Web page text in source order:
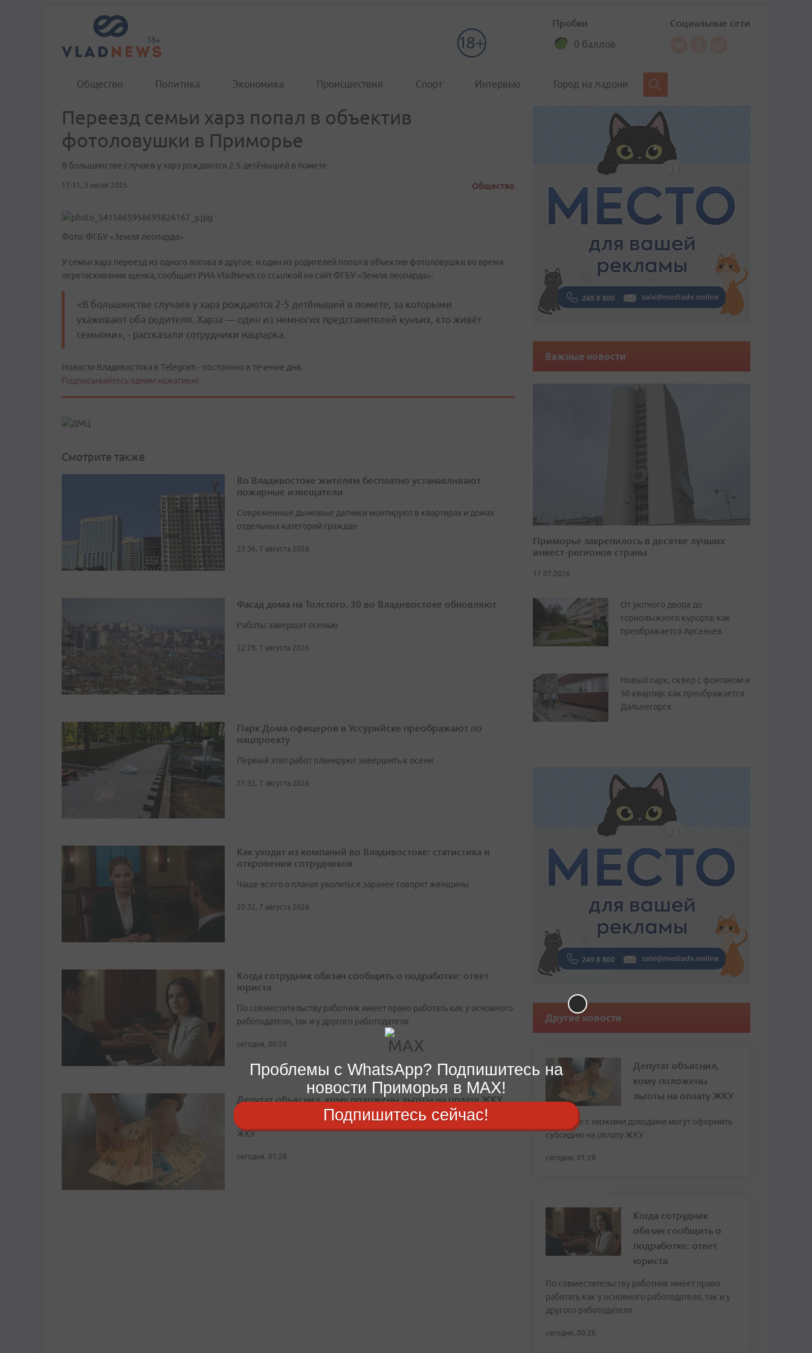
Пробки
0 баллов
Социальные сети
Общество Политика Экономика Происшествия Спорт Интервью Город на ладони
Переезд семьи харз попал в объектив
фотоловушки в Приморье
В большинстве случаев у харз рождаются 2-5 детёнышей в помете
17:31, 3 июля 2025 Общество
Фото: ФГБУ «Земля леопарда»
У семьи харз переезд из одного логова в другое, и один из родителей попал в объектив фотоловушки во время
перетаскивания щенка, сообщает РИА VladNews со ссылкой на сайт ФГБУ «Земля леопарда».
«В большинстве случаев у харз рождаются 2-5 детёнышей в помете, за которыми
ухаживают оба родителя. Харза — один из немногих представителей куньих, кто живёт
семьями», - рассказали сотрудники нацпарка.
Новости Владивостока в Telegram - постоянно в течение дня.
Подписывайтесь одним нажатием!
Смотрите также
Во Владивостоке жителям бесплатно устанавливают
пожарные извещатели
Современные дымовые датчики монтируют в квартирах и домах
отдельных категорий граждан
23:36, 7 августа 2026
Фасад дома на Толстого, 30 во Владивостоке обновляют
Работы завершат осенью
22:29, 7 августа 2026
Парк Дома офицеров в Уссурийске преображают по
нацпроекту
Первый этап работ планируют завершить к осени
21:32, 7 августа 2026
Как уходят из компаний во Владивостоке: статистика и
откровения сотрудников
Чаще всего о планах уволиться заранее говорят женщины
20:32, 7 августа 2026
Когда сотрудник обязан сообщить о подработке: ответ
юриста
По совместительству работник имеет право работать как у основного
работодателя, так и у другого работодателя
сегодня, 00:26
Депутат объяснил, кому положены льготы на оплату ЖКУ
Граждане с низкими доходами могут оформить субсидию на оплату
ЖКУ
сегодня, 01:28
Важные новости
Приморье закрепилось в десятке лучших
инвест-регионов страны
17.07.2026
От уютного двора до
горнолыжного курорта: как
преображается Арсеньев
Новый парк, сквер с фонтаном и
50 квартир: как преображается
Дальнегорск
Другие новости
Депутат объяснил,
кому положены
льготы на оплату ЖКУ
Граждане с низкими доходами могут оформить
субсидию на оплату ЖКУ
сегодня, 01:28
Когда сотрудник
обязан сообщить о
подработке: ответ
юриста
По совместительству работник имеет право
работать как у основного работодателя, так и у
другого работодателя
сегодня, 00:26
Проблемы с WhatsApp? Подпишитесь на
новости Приморья в MAX!
Подпишитесь сейчас!